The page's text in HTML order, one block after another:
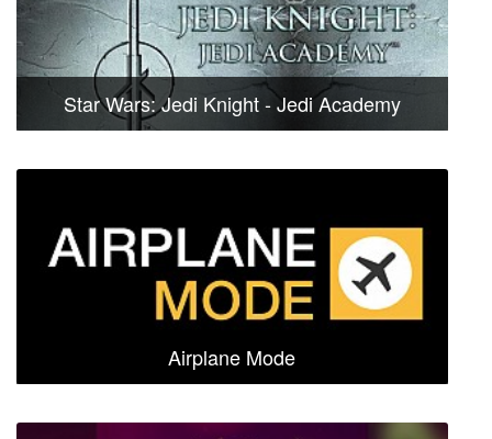
Star Wars: Jedi Knight - Jedi Academy
Airplane Mode